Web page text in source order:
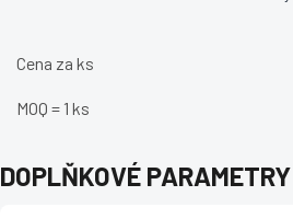
Cena za ks
MOQ = 1 ks
DOPLŇKOVÉ PARAMETRY